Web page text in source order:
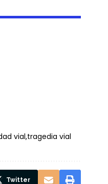
vial tragedia vial
Twitter